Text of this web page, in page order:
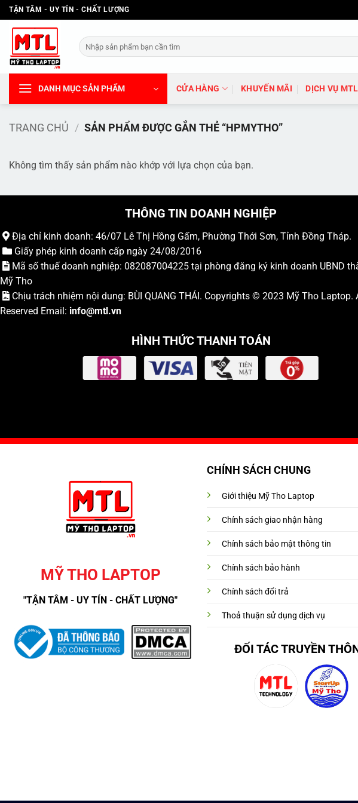
Bỏ
qua
dung
TẬN TÂM - UY TÍN - CHẤT LƯỢNG
Tìm
kiếm:
DANH MỤC SẢN PHẨM CỬA HÀNG KHUYẾN MÃI DỊCH VỤ MTL
TRANG CHỦ / SẢN PHẨM ĐƯỢC GẮN THẺ “HPMYTHO”
Không tìm thấy sản phẩm nào khớp với lựa chọn của bạn.
THÔNG TIN DOANH NGHIỆP
Địa chỉ kinh doanh: 46/07 Lê Thị Hồng Gấm, Phường Thới Sơn, Tỉnh Đồng Tháp.
Giấy phép kinh doanh cấp ngày 24/08/2016
Mã số thuế doanh nghiệp: 082087004225 tại phòng đăng ký kinh doanh UBND
Mỹ Tho
Chịu trách nhiệm nội dung: BÙI QUANG THÁI. Copyrights © 2023 Mỹ Tho Laptop.
Reserved Email: info@mtl.vn
HÌNH THỨC THANH TOÁN
MỸ THO LAPTOP
"TẬN TÂM - UY TÍN - CHẤT LƯỢNG"
CHÍNH SÁCH CHUNG
Giới thiệu Mỹ Tho Laptop
Chính sách giao nhận hàng
Chính sách bảo mật thông tin
Chính sách bảo hành
Chính sách đổi trả
Thoả thuận sử dụng dịch vụ
ĐỐI TÁC TRUYỀN